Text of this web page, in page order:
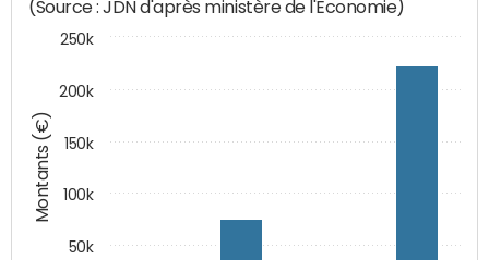
Montants (€)
(Source : JDN d'après ministère de l'Economie)
50k
100k
150k
200k
250k